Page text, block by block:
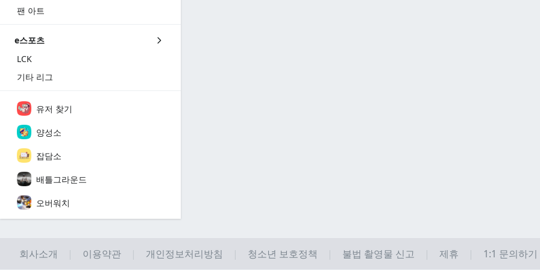
팬 아트
e스포츠
LCK
기타 리그
유저 찾기
양성소
잡담소
배틀그라운드
오버워치
회사소개 이용약관 개인정보처리방침 청소년 보호정책 불법 촬영물 신고 제휴 1:1 문의하기